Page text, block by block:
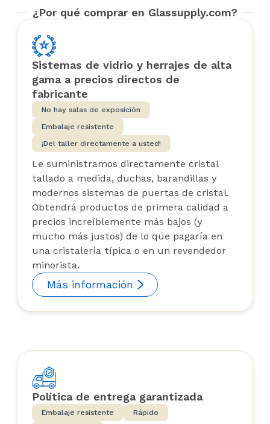
¿Por qué comprar en Glassupply.com?
Sistemas de vidrio y herrajes de alta
gama a precios directos de
fabricante
No hay salas de exposición
Embalaje resistente
¡Del taller directamente a usted!
Le suministramos directamente cristal
tallado a medida, duchas, barandillas y
modernos sistemas de puertas de cristal.
Obtendrá productos de primera calidad a
precios increíblemente más bajos (y
mucho más justos) de lo que pagaría en
una cristalería típica o en un revendedor
minorista.
Más información
Política de entrega garantizada
Embalaje resistente
Rápido